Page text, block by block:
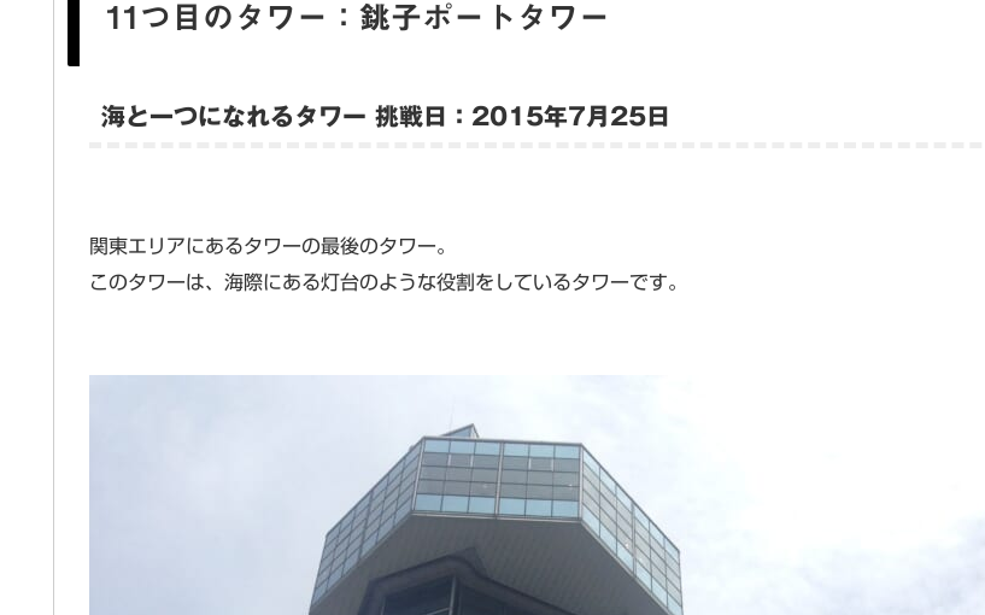
11つ目のタワー：銚子ポートタワー
海と一つになれるタワー 挑戦日：2015年7月25日
関東エリアにあるタワーの最後のタワー。
このタワーは、海際にある灯台のような役割をしているタワーです。